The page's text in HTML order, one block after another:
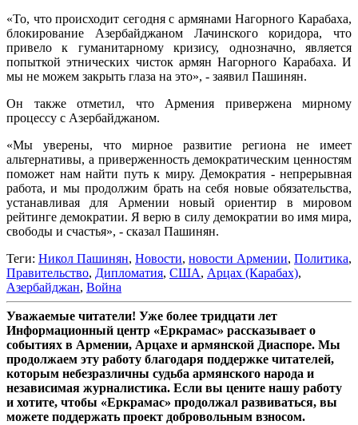
«То, что происходит сегодня с армянами Нагорного Карабаха,
блокирование Азербайджаном Лачинского коридора, что
привело к гуманитарному кризису, однозначно, является
попыткой этнических чисток армян Нагорного Карабаха. И
мы не можем закрыть глаза на это», - заявил Пашинян.
Он также отметил, что Армения привержена мирному
процессу с Азербайджаном.
«Мы уверены, что мирное развитие региона не имеет
альтернативы, а приверженность демократическим ценностям
поможет нам найти путь к миру. Демократия - непрерывная
работа, и мы продолжим брать на себя новые обязательства,
устанавливая для Армении новый ориентир в мировом
рейтинге демократии. Я верю в силу демократии во имя мира,
свободы и счастья», - сказал Пашинян.
Теги: Никол Пашинян, Новости, новости Армении, Политика,
Правительство, Дипломатия, США, Арцах (Карабах),
Азербайджан, Война
Уважаемые читатели! Уже более тридцати лет
Информационный центр «Еркрамас» рассказывает о
событиях в Армении, Арцахе и армянской Диаспоре. Мы
продолжаем эту работу благодаря поддержке читателей,
которым небезразличны судьба армянского народа и
независимая журналистика. Если вы цените нашу работу
и хотите, чтобы «Еркрамас» продолжал развиваться, вы
можете поддержать проект добровольным взносом.